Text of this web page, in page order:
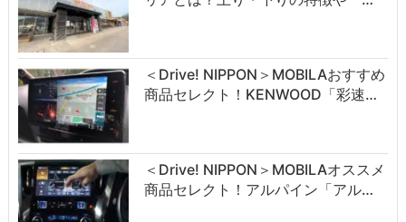
＜Drive! NIPPON＞MOBILAおすすめ
商品セレクト！KENWOOD「彩速…
＜Drive! NIPPON＞MOBILAオススメ
商品セレクト！アルパイン「アル…